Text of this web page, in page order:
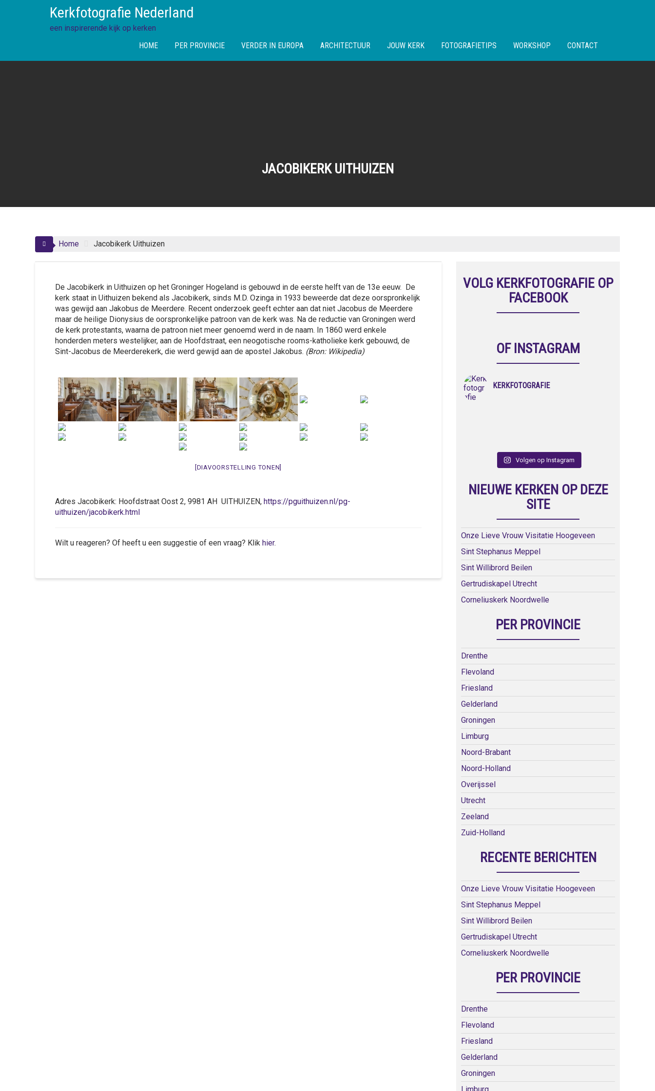
Kerkfotografie Nederland
een inspirerende kijk op kerken
HOME
PER PROVINCIE VERDER IN EUROPA ARCHITECTUUR JOUW KERK FOTOGRAFIETIPS WORKSHOP CONTACT
JACOBIKERK UITHUIZEN
Home Jacobikerk Uithuizen
De Jacobikerk in Uithuizen op het Groninger Hogeland is gebouwd in de eerste helft van de 13e eeuw. De
kerk staat in Uithuizen bekend als Jacobikerk, sinds M.D. Ozinga in 1933 beweerde dat deze oorspronkelijk
was gewijd aan Jakobus de Meerdere. Recent onderzoek geeft echter aan dat niet Jacobus de Meerdere
maar de heilige Dionysius de oorspronkelijke patroon van de kerk was. Na de reductie van Groningen werd
de kerk protestants, waarna de patroon niet meer genoemd werd in de naam. In 1860 werd enkele
honderden meters westelijker, aan de Hoofdstraat, een neogotische rooms-katholieke kerk gebouwd, de
Sint-Jacobus de Meerderekerk, die werd gewijd aan de apostel Jakobus. (Bron: Wikipedia)
[DIAVOORSTELLING TONEN]
Adres Jacobikerk: Hoofdstraat Oost 2, 9981 AH UITHUIZEN, https://pguithuizen.nl/pg-
uithuizen/jacobikerk.html
Wilt u reageren? Of heeft u een suggestie of een vraag? Klik hier.
VOLG KERKFOTOGRAFIE OP
FACEBOOK
OF INSTAGRAM
KERKFOTOGRAFIE
Volgen op Instagram
NIEUWE KERKEN OP DEZE
SITE
Onze Lieve Vrouw Visitatie Hoogeveen
Sint Stephanus Meppel
Sint Willibrord Beilen
Gertrudiskapel Utrecht
Corneliuskerk Noordwelle
PER PROVINCIE
Drenthe
Flevoland
Friesland
Gelderland
Groningen
Limburg
Noord-Brabant
Noord-Holland
Overijssel
Utrecht
Zeeland
Zuid-Holland
RECENTE BERICHTEN
Onze Lieve Vrouw Visitatie Hoogeveen
Sint Stephanus Meppel
Sint Willibrord Beilen
Gertrudiskapel Utrecht
Corneliuskerk Noordwelle
PER PROVINCIE
Drenthe
Flevoland
Friesland
Gelderland
Groningen